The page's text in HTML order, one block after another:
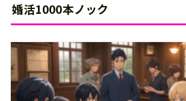
婚活1000本ノック